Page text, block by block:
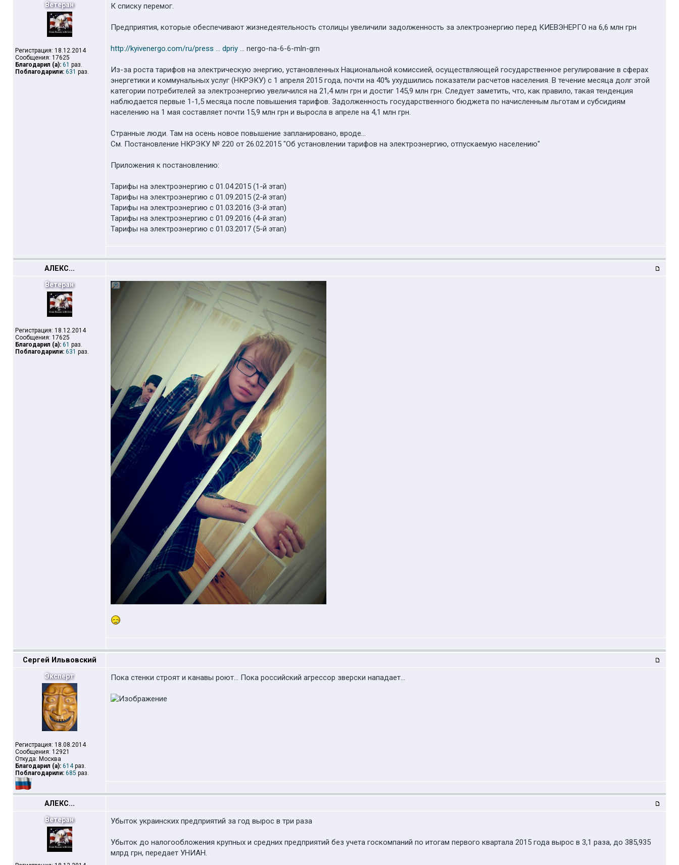
Ветеран
Регистрация: 18.12.2014
Сообщения: 17625
Благодарил (а): 61 раз.
Поблагодарили: 631 раз.
К списку перемог.
Предприятия, которые обеспечивают жизнедеятельность столицы увеличили задолженность за электроэнергию перед КИЕВЭНЕРГО на 6,6 млн грн
http://kyivenergo.com/ru/press ... dpriy ... nergo-na-6-6-mln-grn
Из-за роста тарифов на электрическую энергию, установленных Национальной комиссией, осуществляющей государственное регулирование в сферах
энергетики и коммунальных услуг (НКРЭКУ) с 1 апреля 2015 года, почти на 40% ухудшились показатели расчетов населения. В течение месяца долг этой
категории потребителей за электроэнергию увеличился на 21,4 млн грн и достиг 145,9 млн грн. Следует заметить, что, как правило, такая тенденция
наблюдается первые 1-1,5 месяца после повышения тарифов. Задолженность государственного бюджета по начисленным льготам и субсидиям
населению на 1 мая составляет почти 15,9 млн грн и выросла в апреле на 4,1 млн грн.
Странные люди. Там на осень новое повышение запланировано, вроде...
См. Постановление НКРЭКУ № 220 от 26.02.2015 "Об установлении тарифов на электроэнергию, отпускаемую населению"
Приложения к постановлению:
Тарифы на электроэнергию с 01.04.2015 (1-й этап)
Тарифы на электроэнергию с 01.09.2015 (2-й этап)
Тарифы на электроэнергию с 01.03.2016 (3-й этап)
Тарифы на электроэнергию с 01.09.2016 (4-й этап)
Тарифы на электроэнергию с 01.03.2017 (5-й этап)
АЛЕКС...
Ветеран
Регистрация: 18.12.2014
Сообщения: 17625
Благодарил (а): 61 раз.
Поблагодарили: 631 раз.
Сергей Ильвовский
Эксперт
Регистрация: 18.08.2014
Сообщения: 12921
Откуда: Москва
Благодарил (а): 614раз.
Поблагодарили: 685 раз.
Пока стенки строят и канавы роют... Пока российский агрессор зверски нападает...
АЛЕКС...
Ветеран Убыток украинских предприятий за год вырос в три раза
Убыток до налогообложения крупных и средних предприятий без учета госкомпаний по итогам первого квартала 2015 года вырос в 3,1 раза, до 385,935
млрд грн, передает УНИАН.